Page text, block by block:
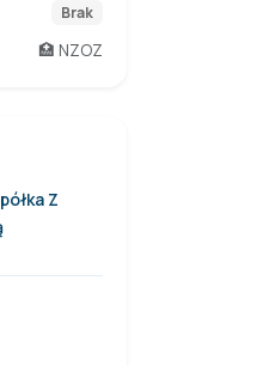
Brak
🏥 NZOZ
Z